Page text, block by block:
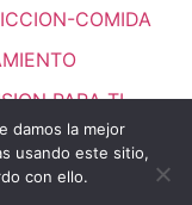
COMIDA
PARA TI
HUMANOS
damos la mejor
usando este sitio,
con ello.